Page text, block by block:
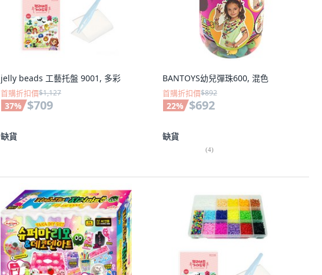
jelly beads 工藝托盤 9001, 多彩
首購折扣價$1,127
37% $709
缺貨
BANTOYS幼兒彈珠600, 混色
首購折扣價$892
22% $692
缺貨
(4)